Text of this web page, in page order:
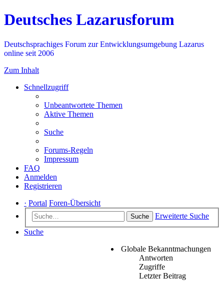
Deutsches Lazarusforum
Deutschsprachiges Forum zur Entwicklungsumgebung Lazarus
online seit 2006
Zum Inhalt
Schnellzugriff
Unbeantwortete Themen
Aktive Themen
Suche
Forums-Regeln
Impressum
FAQ
Anmelden
Registrieren
· Portal Foren-Übersicht
Suche
Erweiterte Suche
Suche
Globale Bekanntmachungen
Antworten
Zugriffe
Letzter Beitrag